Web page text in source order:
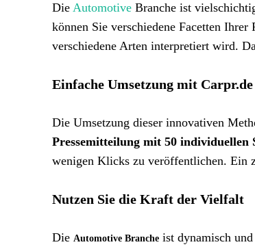
Die Automotive Branche ist
können Sie verschiedene Facetten
verschiedene Arten interpretiert wird.
Einfache Umsetzung mit Carpr.de
Die Umsetzung dieser innovativen
Pressemitteilung mit 50 individuellen
wenigen Klicks zu veröffentlichen. Ein
Nutzen Sie die Kraft der Vielfalt
Die Automotive Branche ist dynamisch